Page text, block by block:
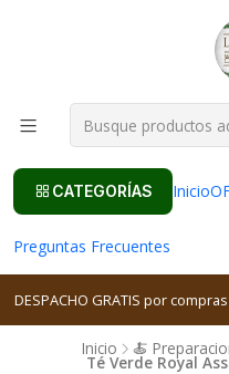
CATEGORÍAS Inicio
Preguntas Frecuentes
DESPACHO GRATIS por
Inicio 🍝
Té Verde Royal